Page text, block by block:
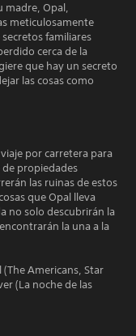
madre, Opal,
meticulosamente
familiares
cerca de la
que hay un secreto
las cosas como
por carretera para
propiedades
las ruinas de estos
que Opal lleva
no solo descubrirán la
la una a la
(The Americans, Star
(La noche de las